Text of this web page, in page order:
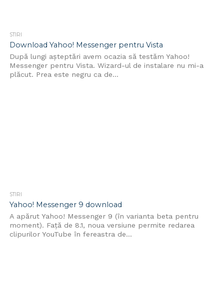
STIRI
Download Yahoo! Messenger pentru Vista
După lungi aşteptări avem ocazia să testăm Yahoo!
Messenger pentru Vista. Wizard-ul de instalare nu mi-a
plăcut. Prea este negru ca de...
STIRI
Yahoo! Messenger 9 download
A apărut Yahoo! Messenger 9 (în varianta beta pentru
moment). Față de 8.1, noua versiune permite redarea
clipurilor YouTube în fereastra de...